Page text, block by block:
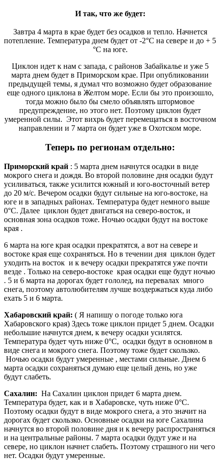
И так, что же будет:
Завтра 4 марта в крае будет без осадков и тепло. Начнется
потепление. Температура днем будет от -2°С на севере и до + 5
°С на юге.
Циклон идет к нам с запада, с районов Забайкалье и уже 5
марта днем будет в Приморском крае. При опубликовании
предыдущей темы, я думал что возможно будет образование
еще одного циклона в Желтом море. Если бы это произошло,
тогда можно было бы смело объявлять штормовое
предупреждение, но этого нет. Поэтому циклон будет
умеренной силы. Этот вихрь будет перемещаться в восточном
направлении и 7 марта он будет уже в Охотском море.
Теперь по регионам отдельно:
Приморский край : 5 марта днем начнутся осадки в виде
мокрого снега и дождя. Во второй половине дня осадки будут
усиливаться, также усилится южный и юго-восточный ветер
до 20 м/с. Вечером осадки будут сильные на юго-востоке, на
юге и в западных районах. Температура будет немного выше
0°С. Далее циклон будет двигаться на северо-восток, и
основная зона осадков тоже. Ночью осадки будут на востоке
края .
6 марта на юге края осадки прекратятся, а вот на севере и
востоке края еще сохраняться. Но в течении дня циклон будет
уходить на восток и к вечеру осадки прекратятся уже почти
везде . Только на северо-востоке края осадки еще будут ночью
. 5 и 6 марта на дорогах будет гололед, на перевалах много
снега, поэтому автолюбителям лучше воздержаться куда либо
ехать 5 и 6 марта.
Хабаровский край: ( Я напишу о погоде только юга
Хабаровского края) Здесь тоже циклон придет 5 днем. Осадки
небольшие начнутся днем, к вечеру осадки усилятся.
Температура будет чуть ниже 0°С, осадки будут в основном в
виде снега и мокрого снега. Поэтому тоже будет скользко.
Ночью осадки будут умеренные , местами сильные. Днем 6
марта осадки сохраняться думаю еще целый день, но уже
будут слабеть.
Сахалин: На Сахалин циклон придет 6 марта днем.
Температура будет, как и в Хабаровске, чуть ниже 0°С.
Поэтому осадки будут в виде мокрого снега, а это значит на
дорогах будет скользко. Основные осадки на юге Сахалина
начнутся во второй половине дня и к вечеру распространяться
и на центральные районы. 7 марта осадки будут уже и на
севере, но циклон начнет слабеть. Поэтому страшного ни чего
нет. Осадки будут умеренные.